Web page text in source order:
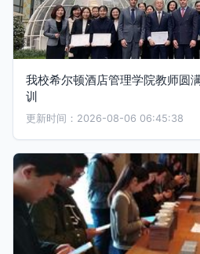
我校希尔顿酒店管理学院教师圆
训
更新时间：2026-08-06 06:45:38